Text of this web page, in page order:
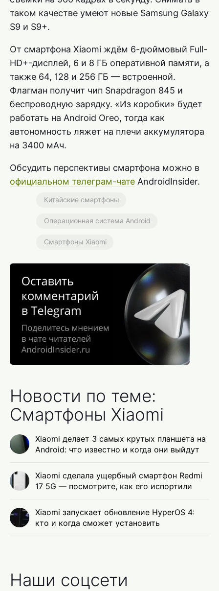
таком качестве умеют новые Samsung Galaxy
S9 и S9+.
От смартфона Xiaomi ждём 6-дюймовый Full-
HD+-дисплей, 6 и 8 ГБ оперативной памяти, а
также 64, 128 и 256 ГБ — встроенной.
Флагман получит чип Snapdragon 845 и
беспроводную зарядку. «Из коробки» будет
работать на Android Oreo, тогда как
автономность ляжет на плечи аккумулятора
на 3400 мАч.
Обсудить перспективы смартфона можно в
официальном телеграм-чате AndroidInsider.
Китайские смартфоны
Операционная система Android
Смартфоны Xiaomi
Новости по теме:
Смартфоны Xiaomi
Xiaomi делает 3 самых крутых планшета на
Android: что известно и когда они выйдут
Xiaomi сделала ущербный смартфон Redmi
17 5G — посмотрите, как его испортили
Xiaomi запускает обновление HyperOS 4:
кто и когда сможет установить
Наши соцсети